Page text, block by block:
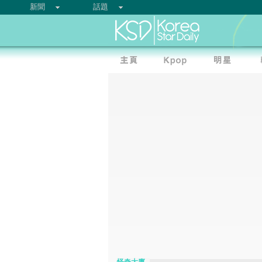
新聞 話題